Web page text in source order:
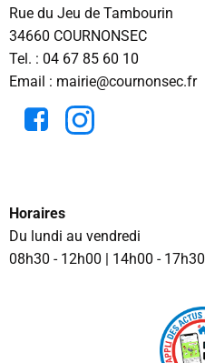
Rue du Jeu de Tambourin
34660 COURNONSEC
Tel. : 04 67 85 60 10
Email : mairie@cournonsec.fr
Horaires
Du lundi au vendredi
08h30 - 12h00 | 14h00 - 17h30